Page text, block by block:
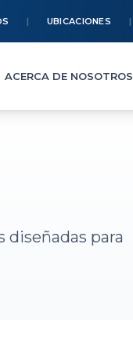
UBICACIONES
ACERCA DE NOSOTROS
para